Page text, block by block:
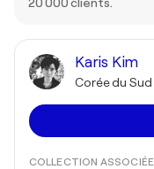
Karis Kim
Corée du Sud
COLLECTION ASSOCIÉE